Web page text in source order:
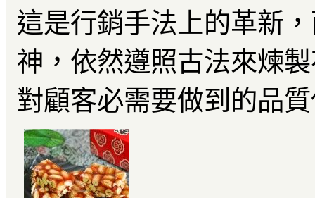
這是行銷手法上的革新
神，依然遵照古法來煉
對顧客必需要做到的品